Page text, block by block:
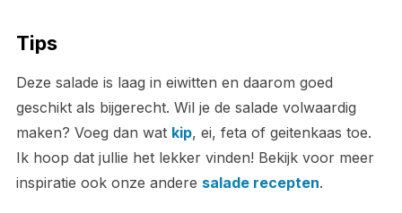
Tips
Deze salade is laag in eiwitten en daarom goed
geschikt als bijgerecht. Wil je de salade volwaardig
maken? Voeg dan wat kip, ei, feta of geitenkaas toe.
Ik hoop dat jullie het lekker vinden! Bekijk voor meer
inspiratie ook onze andere salade recepten.